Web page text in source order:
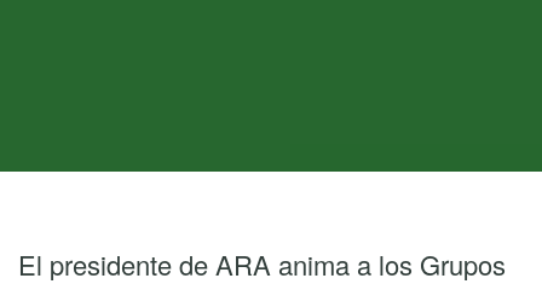
El presidente de ARA anima a los Grupos